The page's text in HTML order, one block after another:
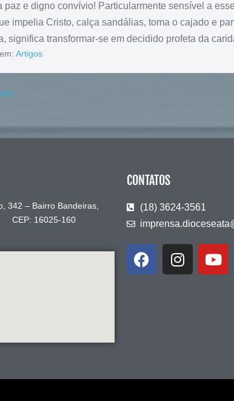
paz e digno convívio! Particularmente sensível a
impelia Cristo, calça sandálias, toma o cajado e
significa transformar-se em decidido profeta da
Artigos
342 – Bairro Bandeiras,
16025-160
CONTATOS
(18) 3624-3561